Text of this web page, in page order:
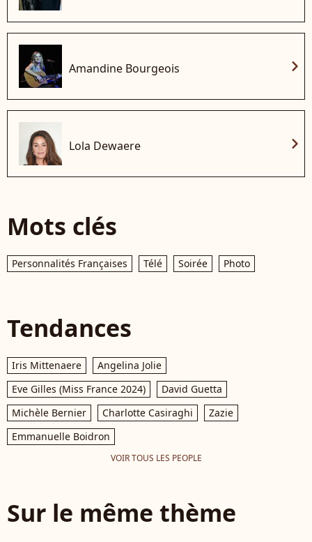
Amandine Bourgeois chevron_right
Lola Dewaere chevron_right
Mots clés
Personnalités Françaises Télé Soirée Photo
Tendances
Iris Mittenaere
Angelina Jolie
Eve Gilles (Miss France 2024)
David Guetta
Michèle Bernier
Charlotte Casiraghi
Zazie
Emmanuelle Boidron
VOIR TOUS LES PEOPLE
Sur le même thème